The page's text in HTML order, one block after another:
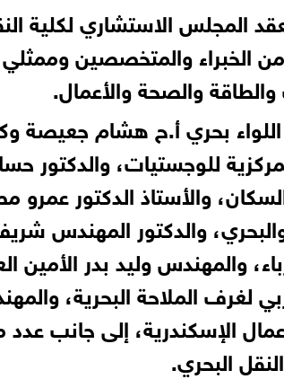
المجلس الاستشاري لكلية
الخبراء والمتخصصين
والصحة والأعمال.
بحري أ.ح هشام جعيصة
للوجستيات، والدكتور
والأستاذ الدكتور
والبحري، والدكتور المهندس
والمهندس وليد بدر الأمين
لغرف الملاحة البحرية،
الإسكندرية، إلى جانب عدد
البحري.